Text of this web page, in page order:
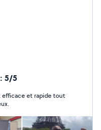
5/5
efficace et rapide tout